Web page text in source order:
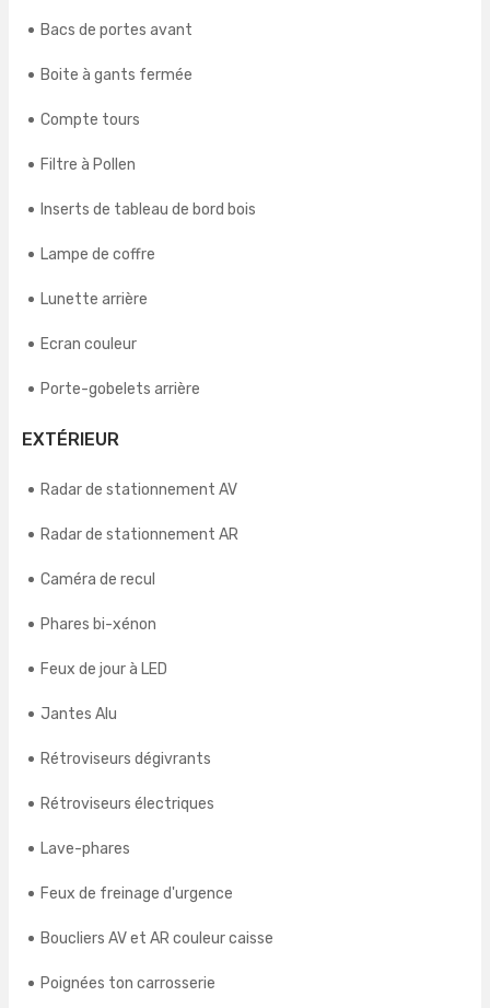
Bacs de portes avant
Boite à gants fermée
Compte tours
Filtre à Pollen
Inserts de tableau de bord bois
Lampe de coffre
Lunette arrière
Ecran couleur
Porte-gobelets arrière
EXTÉRIEUR
Radar de stationnement AV
Radar de stationnement AR
Caméra de recul
Phares bi-xénon
Feux de jour à LED
Jantes Alu
Rétroviseurs dégivrants
Rétroviseurs électriques
Lave-phares
Feux de freinage d'urgence
Boucliers AV et AR couleur caisse
Poignées ton carrosserie